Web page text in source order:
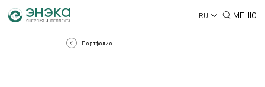
RU МЕНЮ
Портфолио